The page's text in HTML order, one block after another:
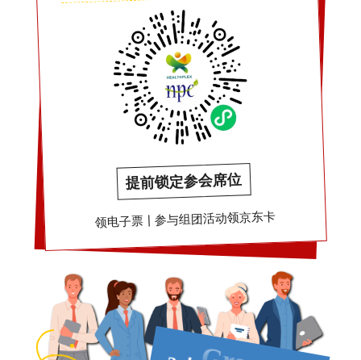
提前锁定参会席位
领电子票丨参与组团活动领京东卡